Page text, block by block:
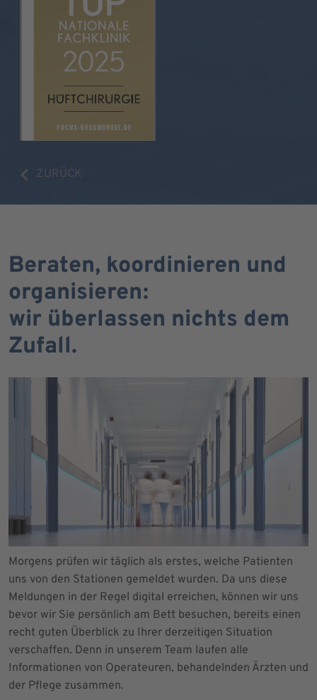
ZURÜCK
Beraten, koordinieren und
organisieren:
wir überlassen nichts dem
Zufall.
Morgens prüfen wir täglich als erstes, welche Patienten
uns von den Stationen gemeldet wurden. Da uns diese
Meldungen in der Regel digital erreichen, können wir uns
bevor wir Sie persönlich am Bett besuchen, bereits einen
recht guten Überblick zu Ihrer derzeitigen Situation
verschaffen. Denn in unserem Team laufen alle
Informationen von Operateuren, behandelnden Ärzten und
der Pflege zusammen.